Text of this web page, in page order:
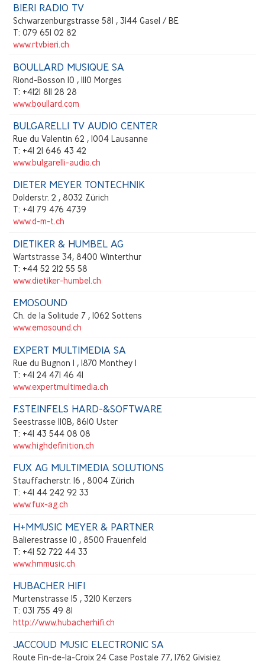
BIERI RADIO TV
Schwarzenburgstrasse 581 , 3144 Gasel / BE
T: 079 651 02 82
www.rtvbieri.ch
BOULLARD MUSIQUE SA
Riond-Bosson 10 , 1110 Morges
T: +4121 811 28 28
www.boullard.com
BULGARELLI TV AUDIO CENTER
Rue du Valentin 62 , 1004 Lausanne
T: +41 21 646 43 42
www.bulgarelli-audio.ch
DIETER MEYER TONTECHNIK
Dolderstr. 2 , 8032 Zürich
T: +41 79 476 4739
www.d-m-t.ch
DIETIKER & HUMBEL AG
Wartstrasse 34, 8400 Winterthur
T: +44 52 212 55 58
www.dietiker-humbel.ch
EMOSOUND
Ch. de la Solitude 7 , 1062 Sottens
www.emosound.ch
EXPERT MULTIMEDIA SA
Rue du Bugnon 1 , 1870 Monthey 1
T: +41 24 471 46 41
www.expertmultimedia.ch
F.STEINFELS HARD-&SOFTWARE
Seestrasse 110B, 8610 Uster
T: +41 43 544 08 08
www.highdefinition.ch
FUX AG MULTIMEDIA SOLUTIONS
Stauffacherstr. 16 , 8004 Zürich
T: +41 44 242 92 33
www.fux-ag.ch
H+MMUSIC MEYER & PARTNER
Balierestrasse 10 , 8500 Frauenfeld
T: +41 52 722 44 33
www.hmmusic.ch
HUBACHER HIFI
Murtenstrasse 15 , 3210 Kerzers
T: 031 755 49 81
http://www.hubacherhifi.ch
JACCOUD MUSIC ELECTRONIC SA
Route Fin-de-la-Croix 24 Case Postale 77, 1762 Givisiez